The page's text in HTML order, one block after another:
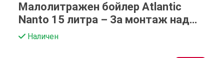
Малолитражен бойлер Atlantic
Nanto 15 литра – За монтаж над
мивка
Наличен